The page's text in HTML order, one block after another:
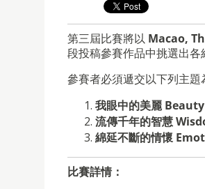
第三屆比賽將以 Macao,
段投稿參賽作品中挑選出各
參賽者必須遞交以下列主題
我眼中的美麗
流傳千年的智慧
綿延不斷的情懷
比賽詳情：